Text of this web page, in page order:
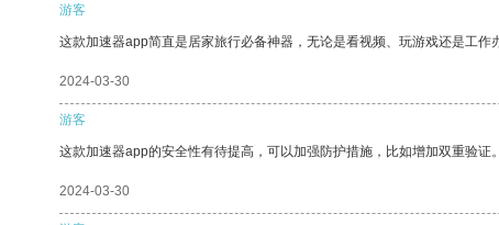
游客
这款加速器app简直是居家旅行必备神器，无论是看视频、玩游戏还是工
2024-03-30
游客
这款加速器app的安全性有待提高，可以加强防护措施，比如增加双重验证。
2024-03-30